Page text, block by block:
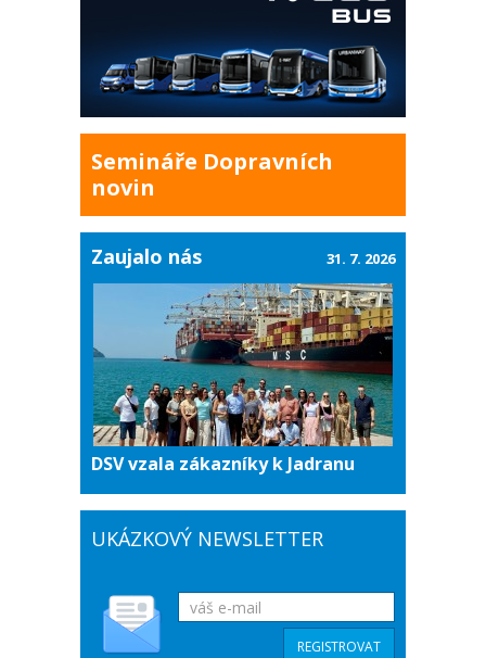
Semináře Dopravních
novin
Zaujalo nás
DSV vzala zákazníky k Jadranu
31. 7. 2026
UKÁZKOVÝ NEWSLETTER